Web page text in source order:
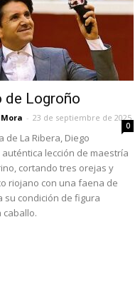
de Logroño
- 23 de septiembre de 2025
0
de La Ribera, Diego
lección de maestría
cortando tres orejas y
riojano con una faena de
su condición de figura
caballo.